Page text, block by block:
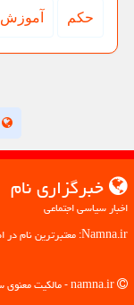
حكم آموزش
خبرگزاری نام
اخبار سیاسی اجتماعی
Namna.ir: معتبرترین نام در اطلاع رسانی اخبار سیاسی و اجتماعی، گامی مطمئن به سوی آگاهی